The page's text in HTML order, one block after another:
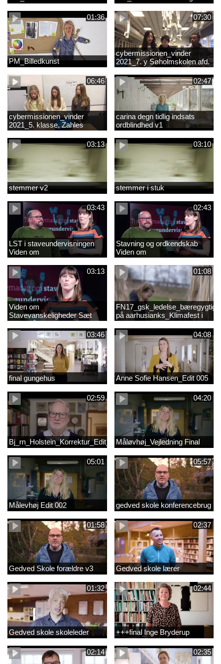
01:36
PM_Billedkunst
07:30
cybermissionen_vinder
2021_7. y Søholmskolen afd.
toftevang
06:46
cybermissionen_vinder
2021_5. klasse, Zahles
gymnasieskole.mp4
02:47
carina degn tidlig indsats
ordblindhed v1
03:13
stemmer v2
03:10
stemmer i stuk
03:43
LST i staveundervisningen
Viden om
stavevanskeligheder
02:43
Stavning og ordkendskab
Viden om
stavevanskeligheder
03:13
Viden om
Stavevanskeligheder Sæt
fokus på stavning
01:08
på aarhusianks_Klimafest i
børnehøjde
03:46
final gungehus
04:08
Anne Sofie Hansen_Edit 005
02:59 04:20
Måløvhøj_Vejledning Final
05:01
Målevhøj Edit 002
05:57
gedved skole konferencebrug
01:58
Gedved Skole forældre v3
02:37
Gedved skole lærer
01:32
Gedved skole skoleleder
02:44
+++final Inge Bryderup
02:14 02:35